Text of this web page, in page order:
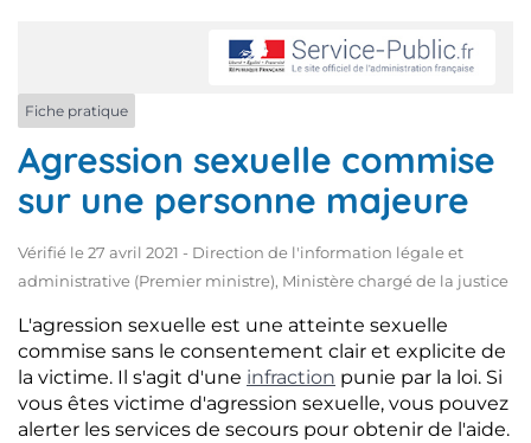
Fiche pratique
Agression sexuelle commise
sur une personne majeure
Vérifié le 27 avril 2021 - Direction de l'information légale et
administrative (Premier ministre), Ministère chargé de la justice
L'agression sexuelle est une atteinte sexuelle
commise sans le consentement clair et explicite de
la victime. Il s'agit d'une infraction punie par la loi. Si
vous êtes victime d'agression sexuelle, vous pouvez
alerter les services de secours pour obtenir de l'aide.